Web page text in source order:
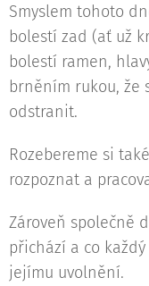
Smyslem tohoto
bolestí zad (ať už
bolestí ramen,
brněním rukou, že
odstranit.
Rozebereme si
rozpoznat a
Zároveň společně
přichází a co
jejímu uvolnění.